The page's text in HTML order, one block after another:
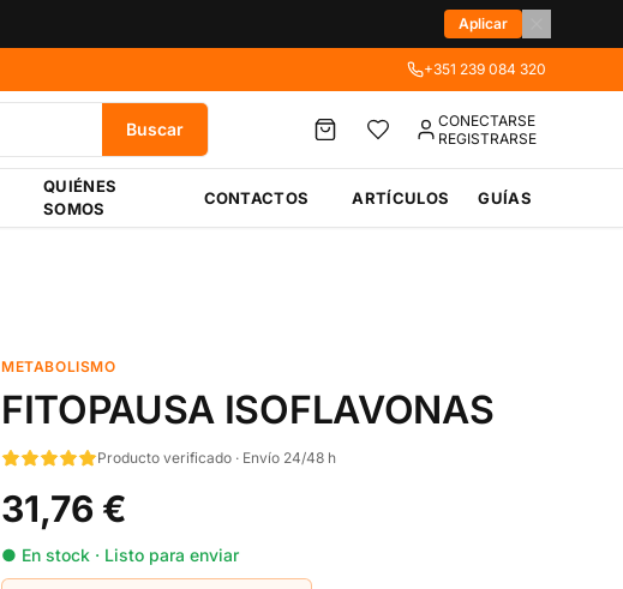
Aplicar
+351 239 084 320
Buscar
CONECTARSE
REGISTRARSE
QUIÉNES
SOMOS
CONTACTOS ARTÍCULOS GUÍAS
METABOLISMO
FITOPAUSA ISOFLAVONAS
Producto verificado · Envío 24/48 h
31,76 €
● En stock · Listo para enviar